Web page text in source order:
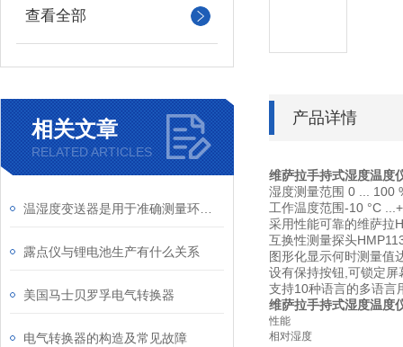
查看全部
相关文章
RELATED ARTICLES
露点仪与锂电池生产有什么关系
美国马士贝罗孚电气转换器
电气转换器的构造及常见故障
产品详情
维萨拉手持式湿度温度
湿度测量范围 0 ... 100
工作温度范围-10 °C
采用性能可靠的维萨拉
互换性测量探头
图形化显示何时测量值
设有保持按钮,可锁定屏
支持10种语言的多语言
维萨拉手持式湿度温度
性能
相对湿度